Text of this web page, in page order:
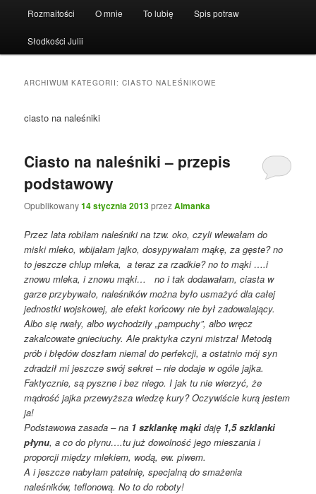
Rozmaitości O mnie To lubię Spis potraw
Słodkości Julii
ARCHIWUM KATEGORII:CIASTO NALEŚNIKOWE
ciasto na naleśniki
Ciasto na naleśniki – przepis
podstawowy
Opublikowany14 stycznia 2013przezAlmanka
Przez lata robiłam naleśniki na tzw. oko, czyli wlewałam do
miski mleko, wbijałam jajko, dosypywałam mąkę, za gęste? no
to jeszcze chlup mleka, a teraz za rzadkie? no to mąki ….i
znowu mleka, i znowu mąki… no i tak dodawałam, ciasta w
garze przybywało, naleśników można było usmażyć dla całej
jednostki wojskowej, ale efekt końcowy nie był zadowalający.
Albo się rwały, albo wychodziły „pampuchy”, albo wręcz
zakalcowate gnieciuchy. Ale praktyka czyni mistrza! Metodą
prób i błędów doszłam niemal do perfekcji, a ostatnio mój syn
zdradził mi jeszcze swój sekret – nie dodaje w ogóle jajka.
Faktycznie, są pyszne i bez niego. I jak tu nie wierzyć, że
mądrość jajka przewyższa wiedzę kury? Oczywiście kurą jestem
ja!
Podstawowa zasada – na 1 szklankę mąki daję 1,5 szklanki
płynu, a co do płynu….tu już dowolność jego mieszania i
proporcji między mlekiem, wodą, ew. piwem.
A i jeszcze nabyłam patelnię, specjalną do smażenia
naleśników, teflonową. No to do roboty!